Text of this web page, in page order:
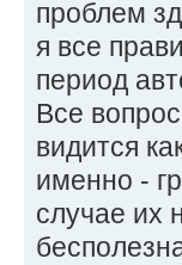
проблем
я все
период
Все
видится
именно -
случае их